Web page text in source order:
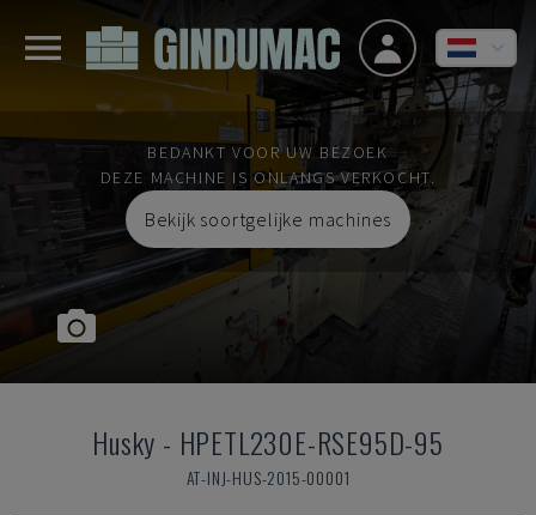
BEDANKT VOOR UW BEZOEK
DEZE MACHINE IS ONLANGS VERKOCHT.
Bekijk soortgelijke machines
Husky - HPETL230E-RSE95D-95
AT-INJ-HUS-2015-00001